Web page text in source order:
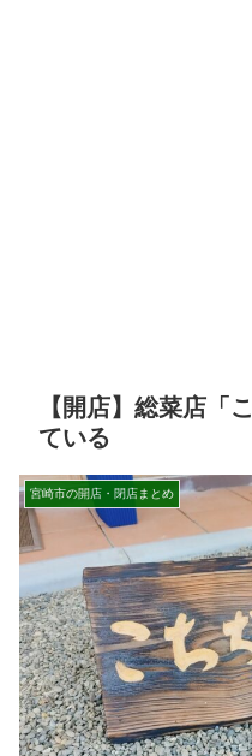
【開店】総菜店「
ている
宮崎市の開店・閉店まとめ